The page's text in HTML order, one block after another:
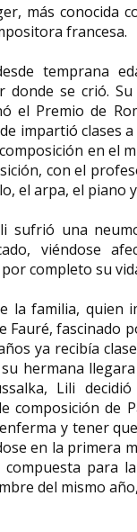
más conocida
francesa.
temprana
donde se crió.
el Premio de
impartió clases
en el
con el
el arpa, el piano
sufrió una
viéndose
completo su
la familia,
fascinado
ya recibía
hermana
Lili
composición de
y tener
en la primera
para
del mismo